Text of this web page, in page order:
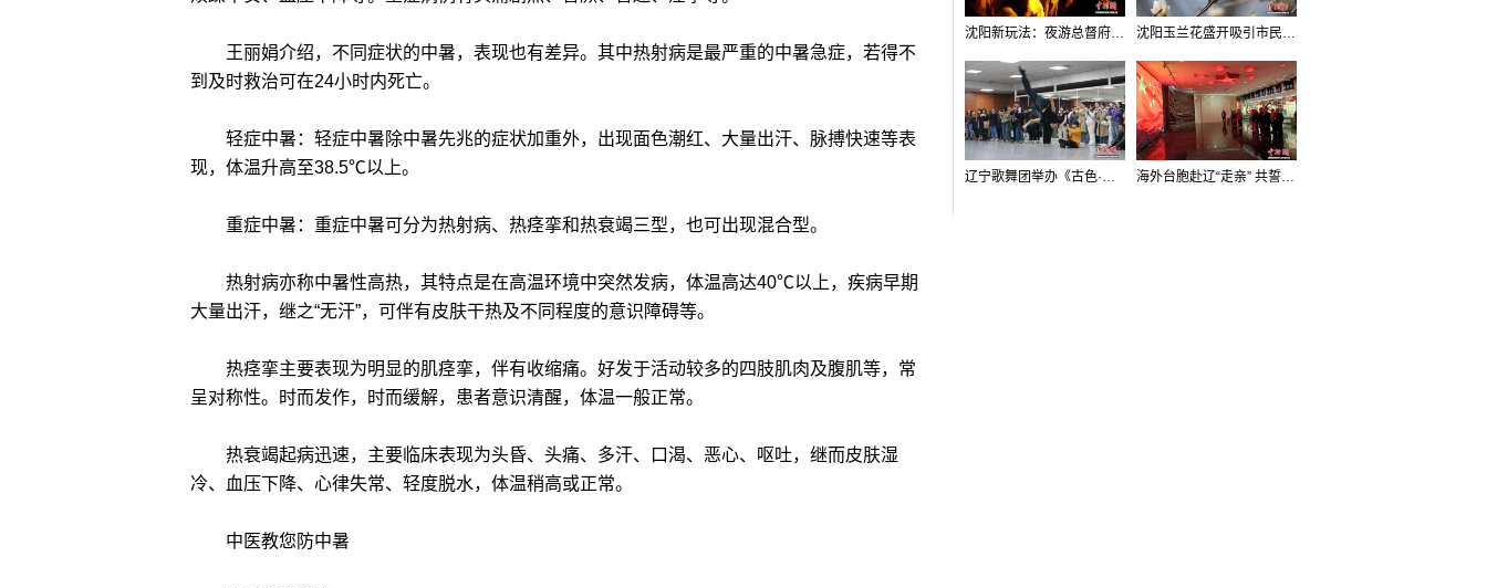
王丽娟介绍，不同症状的中暑，表现也有差异。其中热射病是最严重的中暑急症，若得不
到及时救治可在24小时内死亡。
轻症中暑：轻症中暑除中暑先兆的症状加重外，出现面色潮红、大量出汗、脉搏快速等表
现，体温升高至38.5℃以上。
重症中暑：重症中暑可分为热射病、热痉挛和热衰竭三型，也可出现混合型。
热射病亦称中暑性高热，其特点是在高温环境中突然发病，体温高达40℃以上，疾病早期
大量出汗，继之“无汗”，可伴有皮肤干热及不同程度的意识障碍等。
热痉挛主要表现为明显的肌痉挛，伴有收缩痛。好发于活动较多的四肢肌肉及腹肌等，常
呈对称性。时而发作，时而缓解，患者意识清醒，体温一般正常。
热衰竭起病迅速，主要临床表现为头昏、头痛、多汗、口渴、恶心、呕吐，继而皮肤湿
冷、血压下降、心律失常、轻度脱水，体温稍高或正常。
中医教您防中暑
沈阳新玩法：夜游总督府，当一回“赴宴者” 沈阳玉兰花盛开吸引市民打卡
辽宁歌舞团举办《古色·国宝辽宁》排练开放日活动 海外台胞赴辽“走亲” 共誓“和平初心”